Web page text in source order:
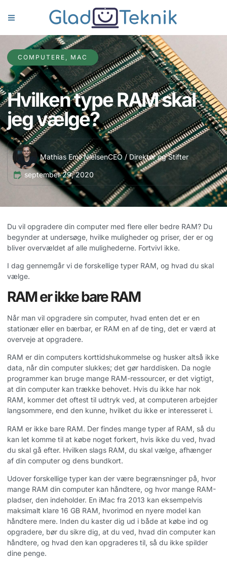
COMPUTERE , MAC
Hvilken type RAM skal
jeg vælge?
Mathias Emil NielsenCEO / Direktør og Stifter
september 29, 2020
Du vil opgradere din computer med flere eller bedre RAM? Du
begynder at undersøge, hvilke muligheder og priser, der er og
bliver overvældet af alle mulighederne. Fortvivl ikke.
I dag gennemgår vi de forskellige typer RAM, og hvad du skal
vælge.
RAM er ikke bare RAM
Når man vil opgradere sin computer, hvad enten det er en
stationær eller en bærbar, er RAM en af de ting, det er værd at
overveje at opgradere.
RAM er din computers korttidshukommelse og husker altså ikke
data, når din computer slukkes; det gør harddisken. Da nogle
programmer kan bruge mange RAM-ressourcer, er det vigtigt,
at din computer kan trække behovet. Hvis du ikke har nok
RAM, kommer det oftest til udtryk ved, at computeren arbejder
langsommere, end den kunne, hvilket du ikke er interesseret i.
RAM er ikke bare RAM. Der findes mange typer af RAM, så du
kan let komme til at købe noget forkert, hvis ikke du ved, hvad
du skal gå efter. Hvilken slags RAM, du skal vælge, afhænger
af din computer og dens bundkort.
Udover forskellige typer kan der være begrænsninger på, hvor
mange RAM din computer kan håndtere, og hvor mange RAM-
pladser, den indeholder. En iMac fra 2013 kan eksempelvis
maksimalt klare 16 GB RAM, hvorimod en nyere model kan
håndtere mere. Inden du kaster dig ud i både at købe ind og
opgradere, bør du sikre dig, at du ved, hvad din computer kan
håndtere, og hvad den kan opgraderes til, så du ikke spilder
dine penge.